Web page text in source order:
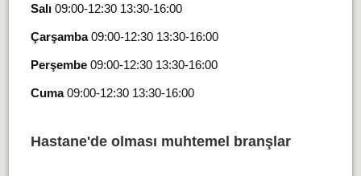
Salı09:00-12:30 13:30-16:00
Çarşamba09:00-12:30 13:30-16:00
Perşembe09:00-12:30 13:30-16:00
Cuma09:00-12:30 13:30-16:00
Hastane'de olması muhtemel branşlar